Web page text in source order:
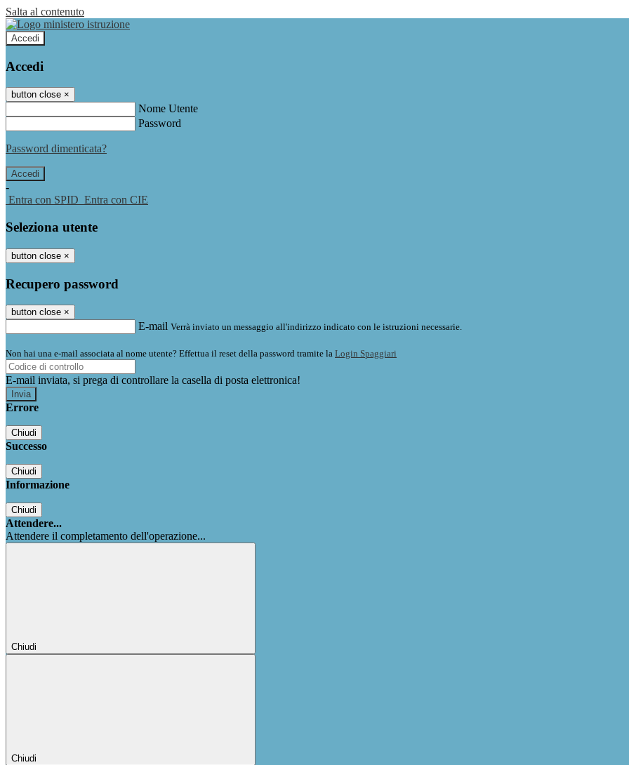
Salta al contenuto
Accedi
Accedi
button close ×
Nome Utente
Password
Password dimenticata?
-
Entra con SPID Entra con CIE
Seleziona utente
button close ×
Recupero password
button close ×
E-mail Verrà inviato un messaggio all'indirizzo indicato con le istruzioni necessarie.
Non hai una e-mail associata al nome utente? Effettua il reset della password tramite la Login Spaggiari
E-mail inviata, si prega di controllare la casella di posta elettronica!
Errore
Chiudi
Successo
Chiudi
Informazione
Chiudi
Attendere...
Attendere il completamento dell'operazione...
Chiudi
Chiudi